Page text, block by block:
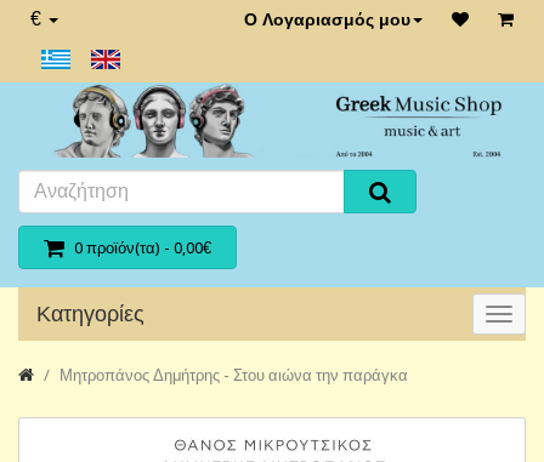
€ Ο Λογαριασμός μου
0 προϊόν(τα) - 0,00€
Κατηγορίες
Μητροπάνος Δημήτρης - Στου αιώνα την παράγκα